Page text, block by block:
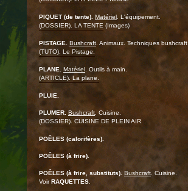
PIQUET (de tente). Matériel . L'équipement.
(DOSSIER). LA TENTE (Images)
PISTAGE. Bushcraft . Animaux. Techniques bushcraft.
(TUTO). Le Pistage.
PLANE. Matériel . Outils à main.
(ARTICLE). La plane.
PLUIE.
PLUMER. Bushcraft . Cuisine.
(DOSSIER). CUISINE DE PLEIN AIR
POÊLES (calorifères).
POÊLES (à frire).
POÊLES (à frire, substituts). Bushcraft . Cuisine.
VoirRAQUETTES